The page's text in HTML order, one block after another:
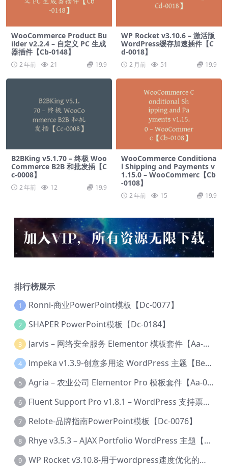
WooCommerce Product Bu
ilder v2.2.4 – 自定义 PC 生成
器插件【Cb-0148】
2 年前 21 19.9
WP Rocket v3.10.6 – 激活版
WordPress缓存加速插件【C
d-0018】
2 月前 51 19.9
B2BKing v5.1.70 – 终极 Woo
Commerce B2B 和批发插【C
c-0008】
2 年前 12 19.9
WooCommerce Conditiona
l Shipping and Payments v
1.15.0 – WooCommerc【Cb
-0108】
2 年前 15 19.9
排行榜展示
1 Ronni-商业PowerPoint模板【Dc-0077】
2 SHAPER PowerPoint模板【Dc-0184】
3 Jarvis – 网络安全服务 Elementor 模板套件【Aa-0035】
4 lmpeka v1.3.9-创意多用途 WordPress 主题【Be-0064】
5 Agria – 农业公司 Elementor Pro 模板套件【Aa-0003】
6 Fluent Support Pro v1.8.1 – WordPress 支持票务系统【Cc-0041】
7 Relote-品牌指南PowerPoint模板【Dc-0076】
8 Rhye v3.5.3 – AJAX Portfolio WordPress 主题【Bi-0049】
9 WP Rocket v3.10.8-用于wordpress速度优化的缓存加速插件【Cd-0019】